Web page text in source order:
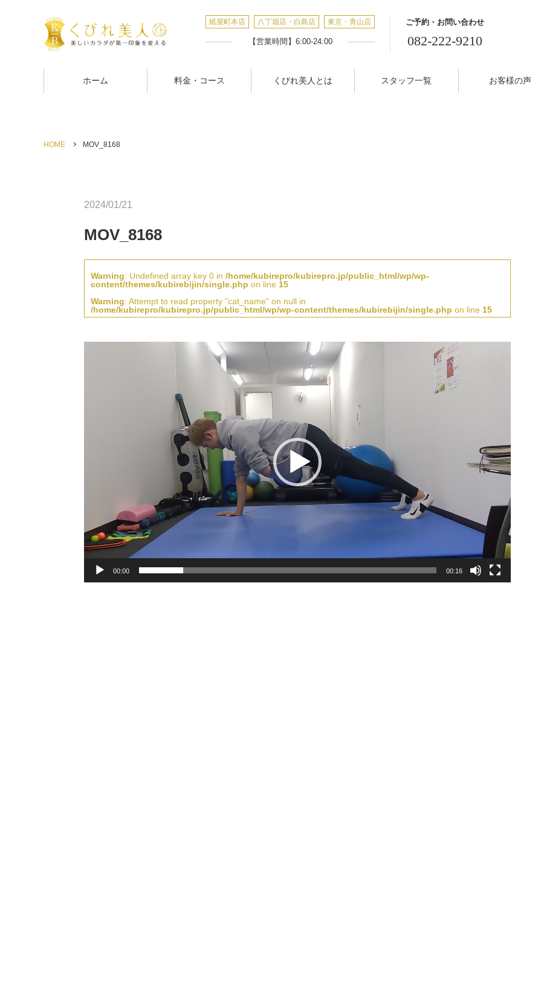
紙屋町本店 八丁堀店・白島店 東京・青山店
【営業時間】6:00-24:00
ご予約・お問い合わせ
082-222-9210
ホーム 料金・コース くびれ美人とは スタッフ一覧 お客様の声
HOME MOV_8168
2024/01/21
MOV_8168
Warning: Undefined array key 0 in /home/kubirepro/kubirepro.jp/public_html/wp/wp-
content/themes/kubirebijin/single.php on line 15
Warning: Attempt to read property "cat_name" on null in
/home/kubirepro/kubirepro.jp/public_html/wp/wp-content/themes/kubirebijin/single.php on line 15
00:00 00:16